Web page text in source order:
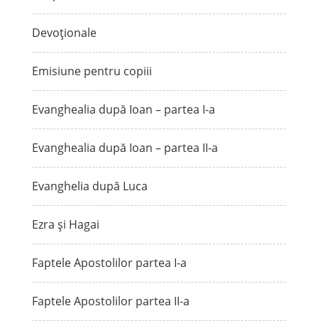
Devoționale
Emisiune pentru copiii
Evanghealia după Ioan – partea I-a
Evanghealia după Ioan – partea II-a
Evanghelia după Luca
Ezra și Hagai
Faptele Apostolilor partea I-a
Faptele Apostolilor partea II-a